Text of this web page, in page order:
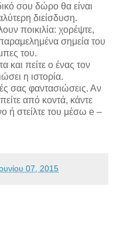
σου δώρο θα είναι
διείσδυση.
ποικιλία: χορέψτε,
σημεία του
του.
και πείτε ο ένας τον
η ιστορία.
σας φαντασιώσεις. Αν
από κοντά, κάντε
ή στείλτε του μέσω e –
07, 2015